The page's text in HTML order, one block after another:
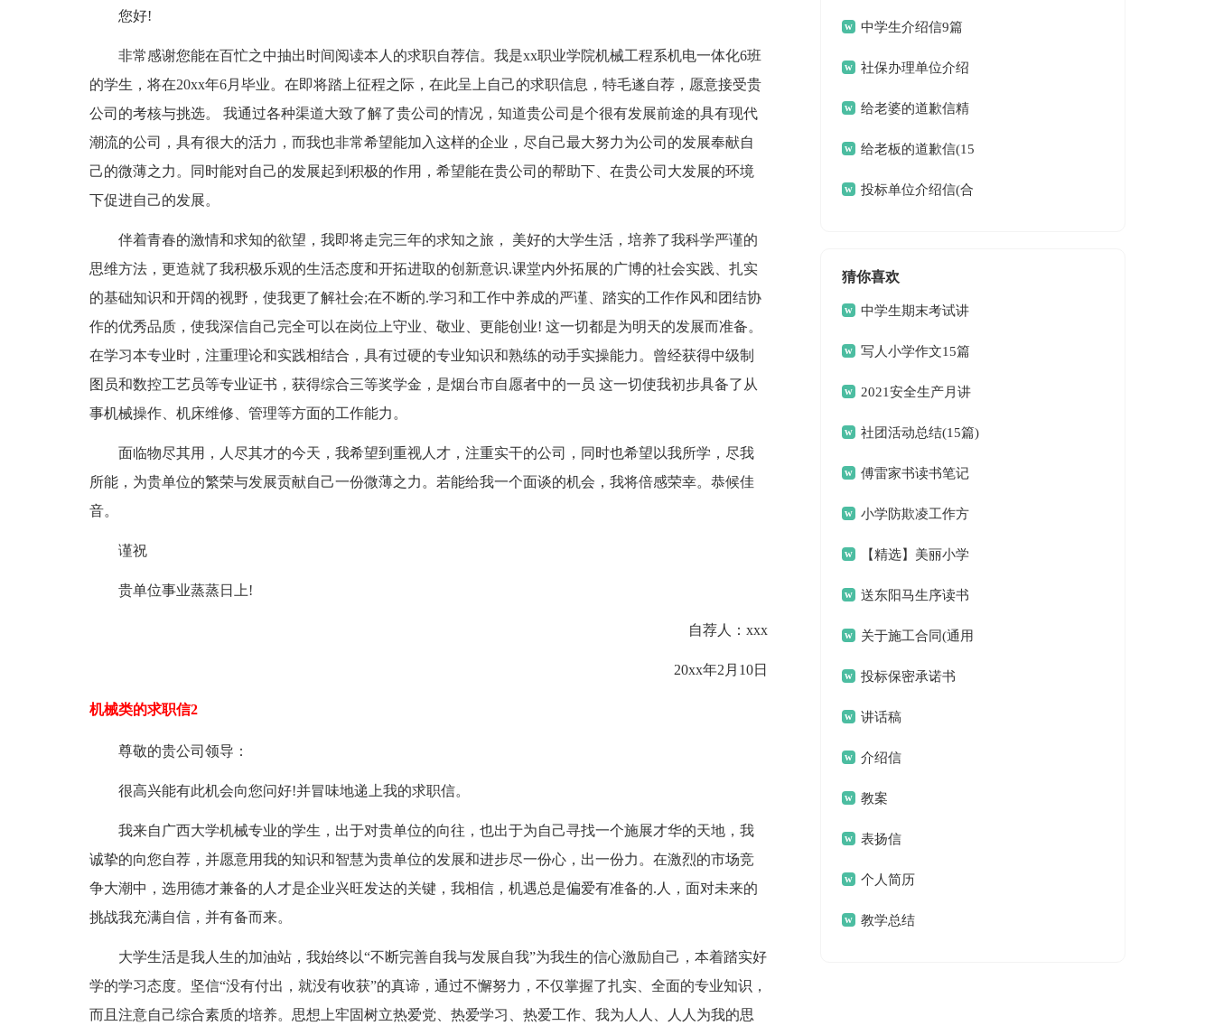
您好!
非常感谢您能在百忙之中抽出时间阅读本人的求职自荐信。我是xx职业学院机械工程系机电一体化6班
的学生，将在20xx年6月毕业。在即将踏上征程之际，在此呈上自己的求职信息，特毛遂自荐，愿意接受贵
公司的考核与挑选。 我通过各种渠道大致了解了贵公司的情况，知道贵公司是个很有发展前途的具有现代
潮流的公司，具有很大的活力，而我也非常希望能加入这样的企业，尽自己最大努力为公司的发展奉献自
己的微薄之力。同时能对自己的发展起到积极的作用，希望能在贵公司的帮助下、在贵公司大发展的环境
下促进自己的发展。
伴着青春的激情和求知的欲望，我即将走完三年的求知之旅， 美好的大学生活，培养了我科学严谨的
思维方法，更造就了我积极乐观的生活态度和开拓进取的创新意识.课堂内外拓展的广博的社会实践、扎实
的基础知识和开阔的视野，使我更了解社会;在不断的.学习和工作中养成的严谨、踏实的工作作风和团结协
作的优秀品质，使我深信自己完全可以在岗位上守业、敬业、更能创业! 这一切都是为明天的发展而准备。
在学习本专业时，注重理论和实践相结合，具有过硬的专业知识和熟练的动手实操能力。曾经获得中级制
图员和数控工艺员等专业证书，获得综合三等奖学金，是烟台市自愿者中的一员 这一切使我初步具备了从
事机械操作、机床维修、管理等方面的工作能力。
面临物尽其用，人尽其才的今天，我希望到重视人才，注重实干的公司，同时也希望以我所学，尽我
所能，为贵单位的繁荣与发展贡献自己一份微薄之力。若能给我一个面谈的机会，我将倍感荣幸。恭候佳
音。
谨祝
贵单位事业蒸蒸日上!
自荐人：xxx
20xx年2月10日
机械类的求职信2
尊敬的贵公司领导：
很高兴能有此机会向您问好!并冒味地递上我的求职信。
我来自广西大学机械专业的学生，出于对贵单位的向往，也出于为自己寻找一个施展才华的天地，我
诚挚的向您自荐，并愿意用我的知识和智慧为贵单位的发展和进步尽一份心，出一份力。在激烈的市场竞
争大潮中，选用德才兼备的人才是企业兴旺发达的关键，我相信，机遇总是偏爱有准备的.人，面对未来的
挑战我充满自信，并有备而来。
大学生活是我人生的加油站，我始终以“不断完善自我与发展自我”为我生的信心激励自己，本着踏实好
学的学习态度。坚信“没有付出，就没有收获”的真谛，通过不懈努力，不仅掌握了扎实、全面的专业知识，
而且注意自己综合素质的培养。思想上牢固树立热爱党、热爱学习、热爱工作、我为人人、人人为我的思
篇 中学生介绍信9篇
社保办理单位介绍
信(集锦15篇)
给老婆的道歉信精
选15篇给老板的道歉信(15
篇) 投标单位介绍信(合
猜你喜欢
中学生期末考试讲
话稿写人小学作文15篇
2021安全生产月讲
话稿（精选5篇）
社团活动总结(15篇)
傅雷家书读书笔记
(合集15篇)
小学防欺凌工作方
案 【精选】美丽小学
作文三篇
送东阳马生序读书
笔记11篇
关于施工合同(通用
15篇)投标保密承诺书
讲话稿
介绍信
教案
表扬信
个人简历
教学总结